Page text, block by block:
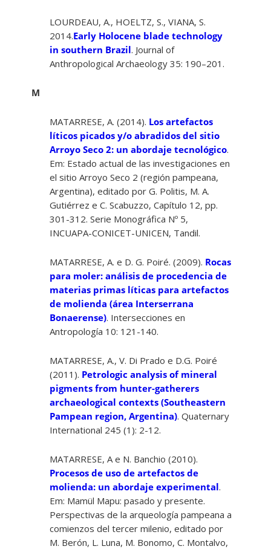
LOURDEAU, A., HOELTZ, S., VIANA, S.
2014.Early Holocene blade technology
in southern Brazil. Journal of
Anthropological Archaeology 35: 190–201.
M
MATARRESE, A. (2014). Los artefactos
líticos picados y/o abradidos del sitio
Arroyo Seco 2: un abordaje tecnológico.
Em: Estado actual de las investigaciones en
el sitio Arroyo Seco 2 (región pampeana,
Argentina), editado por G. Politis, M. A.
Gutiérrez e C. Scabuzzo, Capítulo 12, pp.
301-312. Serie Monográfica Nº 5,
INCUAPA-CONICET-UNICEN, Tandil.
MATARRESE, A. e D. G. Poiré. (2009). Rocas
para moler: análisis de procedencia de
materias primas líticas para artefactos
de molienda (área Interserrana
Bonaerense). Intersecciones en
Antropología 10: 121-140.
MATARRESE, A., V. Di Prado e D.G. Poiré
(2011). Petrologic analysis of mineral
pigments from hunter-gatherers
archaeological contexts (Southeastern
Pampean region, Argentina). Quaternary
International 245 (1): 2-12.
MATARRESE, A e N. Banchio (2010).
Procesos de uso de artefactos de
molienda: un abordaje experimental.
Em: Mamül Mapu: pasado y presente.
Perspectivas de la arqueología pampeana a
comienzos del tercer milenio, editado por
M. Berón, L. Luna, M. Bonomo, C. Montalvo,